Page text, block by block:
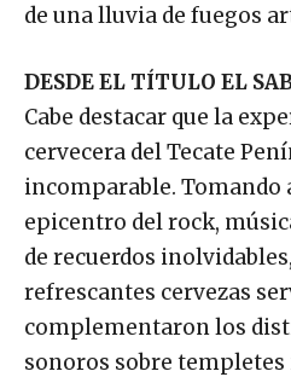
de una lluvia de fuegos
DESDE EL TÍTULO EL
Cabe destacar que la
cervecera del Tecate
incomparable. Tomando
epicentro del rock,
de recuerdos
refrescantes cervezas
complementaron los
sonoros sobre